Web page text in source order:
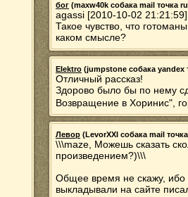
бог (maxw40k собака mail точка
agassi [2010-10-02 21:21:59]
Такое чувство, что
каком смысле?
EIektro (jumpstone собака yandex
Отличный рассказ!
Здорово было бы по нему
Возвращение в Хоринис",
Левор (LevorXXI собака mail
\\\maze, Можешь сказать
произведением?)\\\
Общее время не скажу, ибо
выкладывали на сайте